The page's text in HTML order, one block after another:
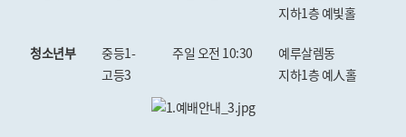
지하1층 예빛홀
청소년부
중등1-
고등3
주일 오전 10:30
예루살렘동
지하1층 예人홀